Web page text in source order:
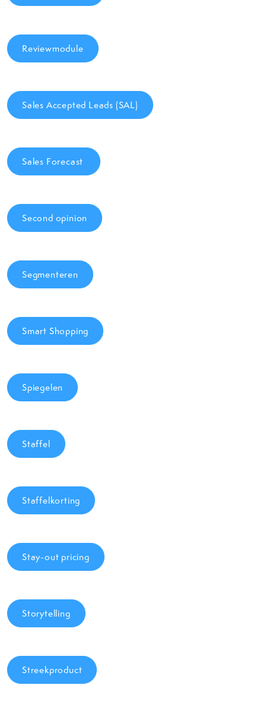
Reviewmodule
Sales Accepted Leads (SAL)
Sales Forecast
Second opinion
Segmenteren
Smart Shopping
Spiegelen
Staffel
Staffelkorting
Stay-out pricing
Storytelling
Streekproduct